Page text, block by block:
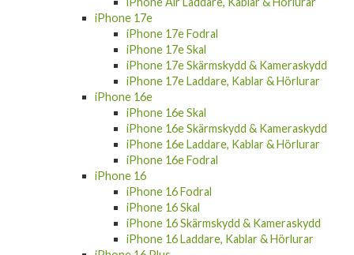
iPhone Air
iPhone Air Fodral
iPhone Air Skal
iPhone Air Skärmskydd & Kameraskydd
iPhone Air Laddare, Kablar & Hörlurar
iPhone 17e
iPhone 17e Fodral
iPhone 17e Skal
iPhone 17e Skärmskydd & Kameraskydd
iPhone 17e Laddare, Kablar & Hörlurar
iPhone 16e
iPhone 16e Skal
iPhone 16e Skärmskydd & Kameraskydd
iPhone 16e Laddare, Kablar & Hörlurar
iPhone 16e Fodral
iPhone 16